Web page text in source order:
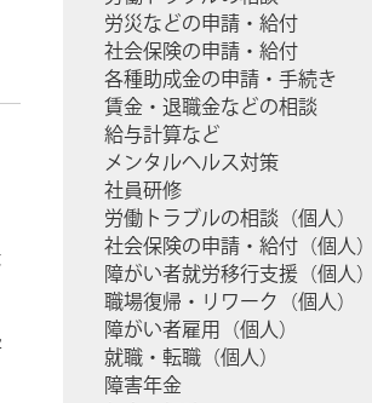
労災などの申請・給付
社会保険の申請・給付
各種助成金の申請・手続き
賃金・退職金などの相談
給与計算など
メンタルヘルス対策
社員研修
労働トラブルの相談（個人）
社会保険の申請・給付（個人）
障がい者就労移行支援（個人）
職場復帰・リワーク（個人）
障がい者雇用（個人）
就職・転職（個人）
障害年金